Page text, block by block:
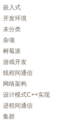
嵌入式
开发环境
未分类
杂项
树莓派
游戏开发
线程间通信
网络架构
设计模式C++实现
进程间通信
集群